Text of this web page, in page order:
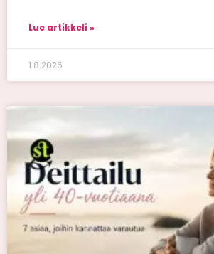
Lue artikkeli »
1.8.2026